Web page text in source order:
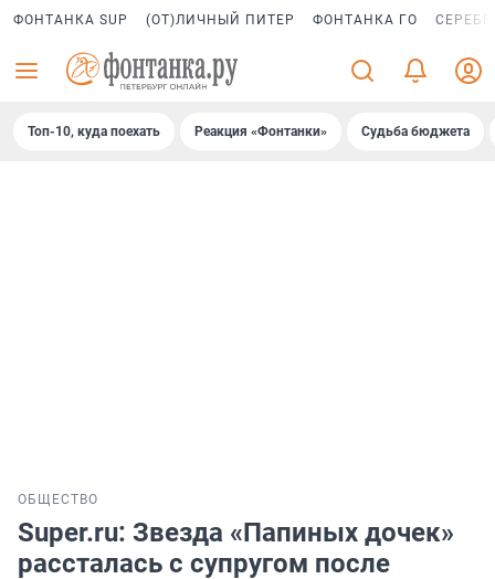
ФОНТАНКА SUP (ОТ)ЛИЧНЫЙ ПИТЕР ФОНТАНКА ГО
Топ-10, куда поехать Реакция «Фонтанки» Судьба бюджета
ОБЩЕСТВО
Super.ru: Звезда «Папиных дочек»
рассталась с супругом после